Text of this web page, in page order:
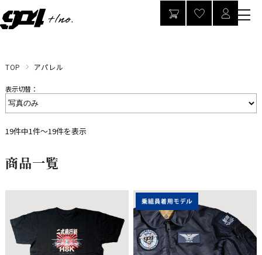
TOP アパレル
表示切替：
19件中1件～19件を表示
商品一覧